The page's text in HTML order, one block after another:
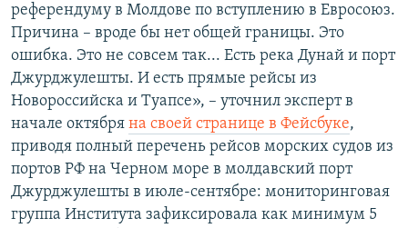
референдуму в Молдове по вступлению в Евросоюз.
Причина – вроде бы нет общей границы. Это
ошибка. Это не совсем так... Есть река Дунай и порт
Джурджулешты. И есть прямые рейсы из
Новороссийска и Туапсе», – уточнил эксперт в
начале октября на своей странице в Фейсбуке,
приводя полный перечень рейсов морских судов из
портов РФ на Черном море в молдавский порт
Джурджулешты в июле-сентябре: мониторинговая
группа Института зафиксировала как минимум 5